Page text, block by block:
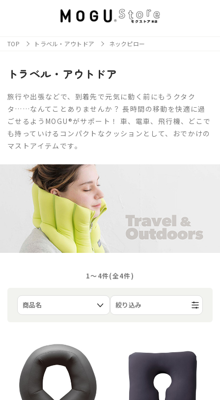
TOP トラベル・アウトドア ネックピロー
トラベル・アウトドア
旅行や出張などで、到着先で元気に動く前にもうクタク
タ……なんてことありませんか？ 長時間の移動を快適に過
ごせるようMOGU®がサポート！ 車、電車、飛行機、どこで
も持っていけるコンパクトなクッションとして、おでかけの
マストアイテムです。
1〜4件(全4件)
絞り込み